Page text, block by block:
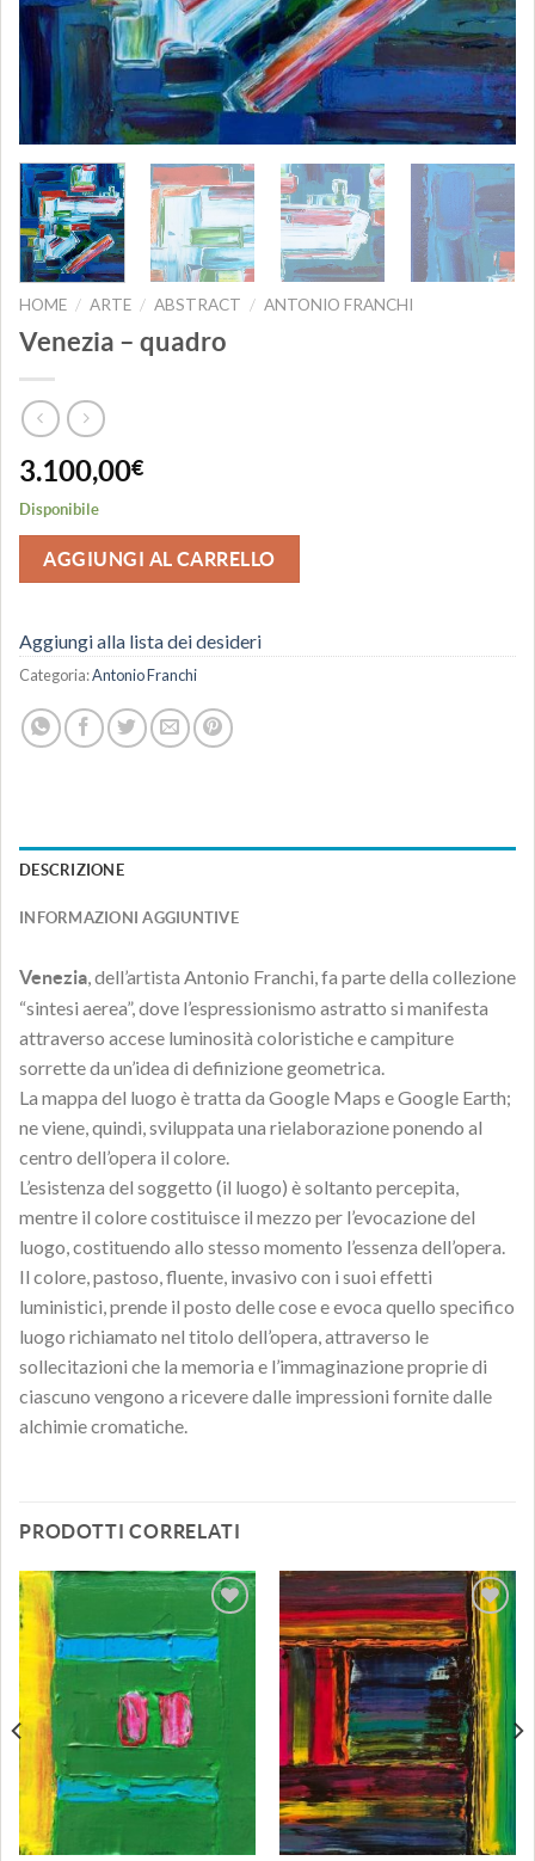
HOME / ARTE / ABSTRACT / ANTONIO FRANCHI
Venezia – quadro
3.100,00€
Disponibile
AGGIUNGI AL CARRELLO
Aggiungi alla lista dei desideri
Categoria:Antonio Franchi
DESCRIZIONE
INFORMAZIONI AGGIUNTIVE
Venezia, dell’artista Antonio Franchi, fa parte della collezione
“sintesi aerea”, dove l’espressionismo astratto si manifesta
attraverso accese luminosità coloristiche e campiture
sorrette da un’idea di definizione geometrica.
La mappa del luogo è tratta da Google Maps e Google Earth;
ne viene, quindi, sviluppata una rielaborazione ponendo al
centro dell’opera il colore.
L’esistenza del soggetto (il luogo) è soltanto percepita,
mentre il colore costituisce il mezzo per l’evocazione del
luogo, costituendo allo stesso momento l’essenza dell’opera.
Il colore, pastoso, fluente, invasivo con i suoi effetti
luministici, prende il posto delle cose e evoca quello specifico
luogo richiamato nel titolo dell’opera, attraverso le
sollecitazioni che la memoria e l’immaginazione proprie di
ciascuno vengono a ricevere dalle impressioni fornite dalle
alchimie cromatiche.
PRODOTTI CORRELATI
Aggiungi
alla lista
dei
desideri
Aggiungi
alla lista
dei
desideri